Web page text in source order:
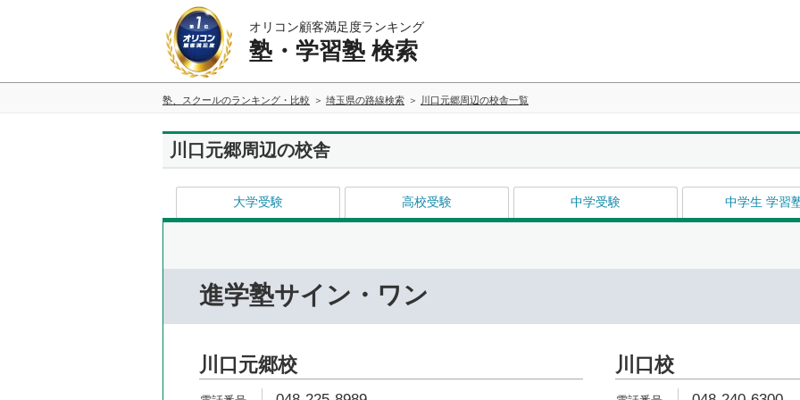
オリコン顧客満足度ランキング
塾・学習塾 検索
塾、スクールのランキング・比較 埼玉県の路線検索 川口元郷周辺の校舎一覧
川口元郷周辺の校舎
大学受験 高校受験 中学受験 中学生 学習
進学塾サイン・ワン
川口元郷校 川口校